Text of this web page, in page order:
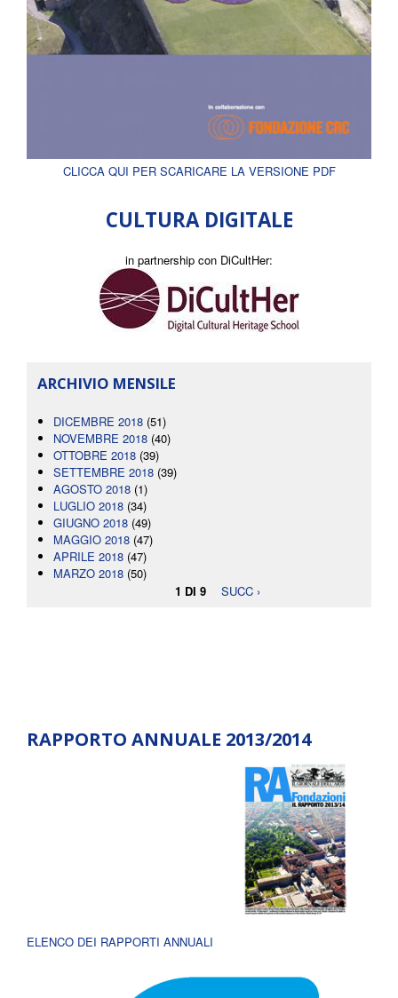
CLICCA QUI PER SCARICARE LA VERSIONE PDF
CULTURA DIGITALE
in partnership con DiCultHer:
ARCHIVIO MENSILE
DICEMBRE 2018 (51)
NOVEMBRE 2018 (40)
OTTOBRE 2018 (39)
SETTEMBRE 2018 (39)
AGOSTO 2018 (1)
LUGLIO 2018 (34)
GIUGNO 2018 (49)
MAGGIO 2018 (47)
APRILE 2018 (47)
MARZO 2018 (50)
1 DI 9
SUCC ›
RAPPORTO ANNUALE 2013/2014
ELENCO DEI RAPPORTI ANNUALI